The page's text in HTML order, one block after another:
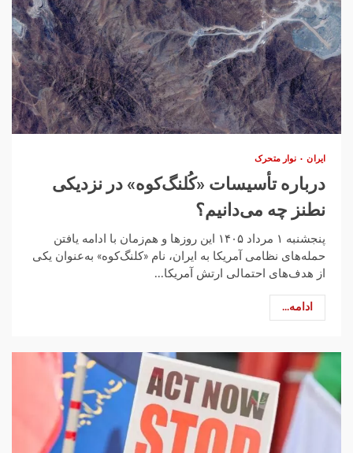
ایران نوار متحرک
درباره تأسیسات «کُلنگ‌کوه» در نزدیکی
نطنز چه می‌دانیم؟
پنجشنبه ۱ مرداد ۱۴۰۵ این روزها و هم‌زمان با ادامه یافتن
حمله‌های نظامی آمریکا به ایران، نام «کلنگ‌کوه» به‌عنوان یکی
از هدف‌های احتمالی ارتش آمریکا...
ادامه...